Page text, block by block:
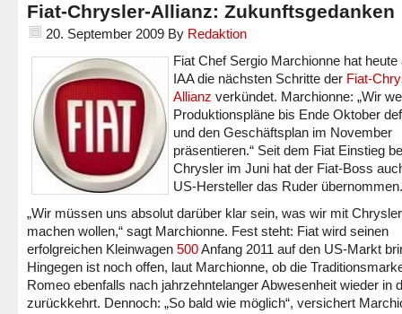
Fiat-Chrysler-Allianz: Zukunftsgedanken
20. September 2009 By Redaktion
Fiat Chef Sergio Marchionne hat heute
IAA die nächsten Schritte der Fiat-
Allianz verkündet. Marchionne: „Wir
Produktionspläne bis Ende Oktober
und den Geschäftsplan im November
präsentieren.“ Seit dem Fiat Einstieg
Chrysler im Juni hat der Fiat-Boss
US-Hersteller das Ruder übernommen.
„Wir müssen uns absolut darüber klar sein, was wir mit Chrysler
machen wollen,“ sagt Marchionne. Fest steht: Fiat wird seinen
erfolgreichen Kleinwagen 500Anfang 2011 auf den US-Markt
Hingegen ist noch offen, laut Marchionne, ob die
Romeo ebenfalls nach jahrzehntelanger Abwesenheit wieder in
zurückkehrt. Dennoch: „So bald wie möglich“, versichert